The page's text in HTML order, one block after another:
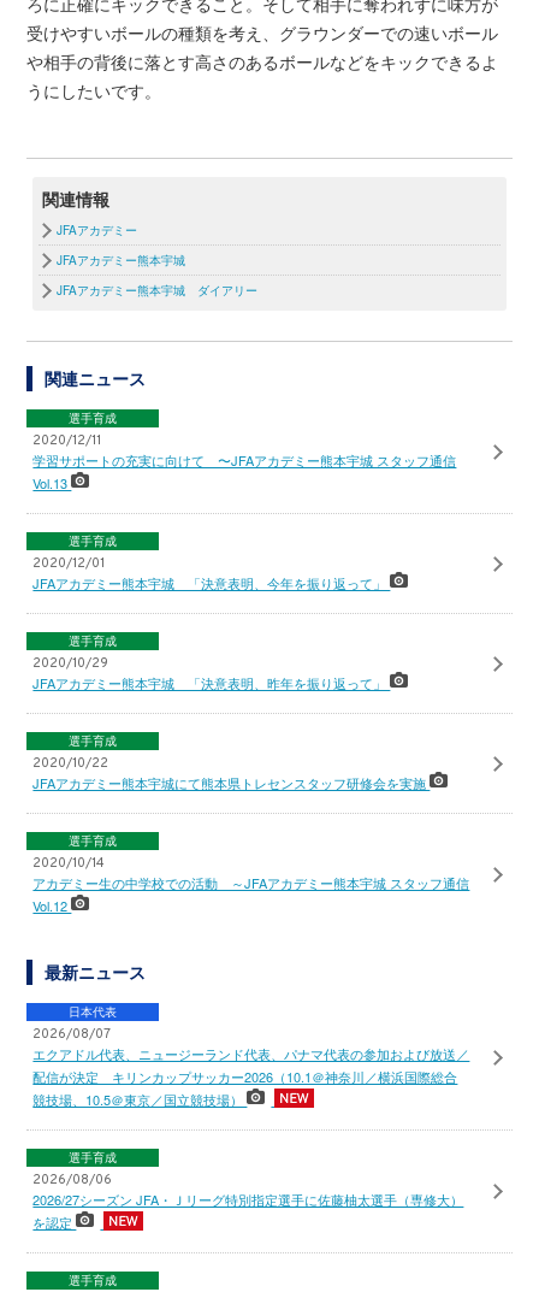
受けやすいボールの種類を考え、グラウンダーでの速いボール
や相手の背後に落とす高さのあるボールなどをキックできるよ
うにしたいです。
関連情報
JFAアカデミー
JFAアカデミー熊本宇城
JFAアカデミー熊本宇城 ダイアリー
関連ニュース
選手育成
2020/12/11
学習サポートの充実に向けて 〜JFAアカデミー熊本宇城 スタッフ通信
Vol.13
選手育成
2020/12/01
JFAアカデミー熊本宇城 「決意表明、今年を振り返って」
選手育成
2020/10/29
JFAアカデミー熊本宇城 「決意表明、昨年を振り返って」
選手育成
2020/10/22
JFAアカデミー熊本宇城にて熊本県トレセンスタッフ研修会を実施
選手育成
2020/10/14
アカデミー生の中学校での活動 ～JFAアカデミー熊本宇城 スタッフ通信
Vol.12
最新ニュース
日本代表
2026/08/07
エクアドル代表、ニュージーランド代表、パナマ代表の参加および放送／
配信が決定 キリンカップサッカー2026（10.1＠神奈川／横浜国際総合
競技場、10.5＠東京／国立競技場）
選手育成
2026/08/06
2026/27シーズン JFA・Ｊリーグ特別指定選手に佐藤柚太選手（専修大）
を認定
選手育成